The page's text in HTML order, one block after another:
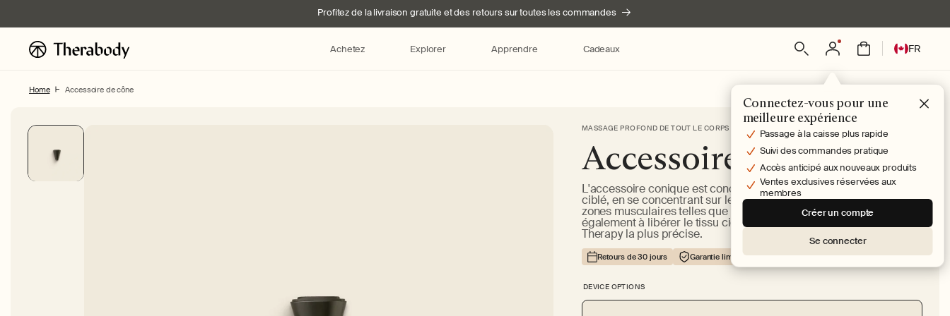
contenu
Profitez de la livraison gratuite et des retours sur toutes les commandes
Achetez Explorer Apprendre Cadeaux Connexion
Connectez-vous pour une
meilleure expérience
Passage à la caisse plus rapide
Suivi des commandes pratique
Accès anticipé aux nouveaux produits
Ventes exclusives réservées aux
membres
Créer un compte
Se connecter
Panier
L FR
Home Accessoire de cône
MASSAGE PROFOND DE TOUT LE CORPS
Accessoire de cône
L'accessoire conique est conçu pour un traitement musculaire
ciblé, en se concentrant sur les points gâchettes et les petites
zones musculaires telles que les mains et les pieds. Il aide
également à libérer le tissu cicatriciel et offre notre Percussive
Therapy la plus précise.
Retours de 30 jours Garantie limitée de 90 jours
DEVICE OPTIONS